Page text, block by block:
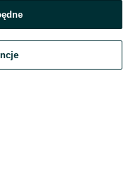
wskazanych powyżej,
jego aktualnym brzmieniu.